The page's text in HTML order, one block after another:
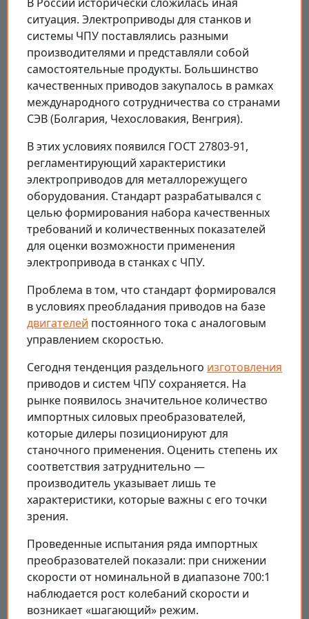
ситуация. Электроприводы для станков и
системы ЧПУ поставлялись разными
производителями и представляли собой
самостоятельные продукты. Большинство
качественных приводов закупалось в рамках
международного сотрудничества со странами
СЭВ (Болгария, Чехословакия, Венгрия).
В этих условиях появился ГОСТ 27803-91,
регламентирующий характеристики
электроприводов для металлорежущего
оборудования. Стандарт разрабатывался с
целью формирования набора качественных
требований и количественных показателей
для оценки возможности применения
электропривода в станках с ЧПУ.
Проблема в том, что стандарт формировался
в условиях преобладания приводов на базе
двигателей постоянного тока с аналоговым
управлением скоростью.
Сегодня тенденция раздельного изготовления
приводов и систем ЧПУ сохраняется. На
рынке появилось значительное количество
импортных силовых преобразователей,
которые дилеры позиционируют для
станочного применения. Оценить степень их
соответствия затруднительно —
производитель указывает лишь те
характеристики, которые важны с его точки
зрения.
Проведенные испытания ряда импортных
преобразователей показали: при снижении
скорости от номинальной в диапазоне 700:1
наблюдается рост колебаний скорости и
возникает «шагающий» режим.